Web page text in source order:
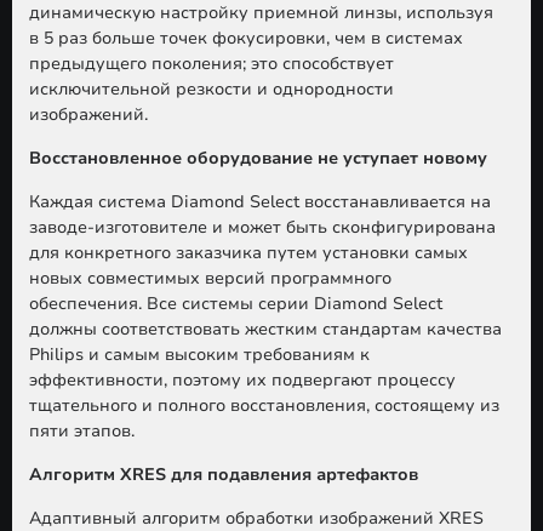
динамическую настройку приемной линзы, используя
в 5 раз больше точек фокусировки, чем в системах
предыдущего поколения; это способствует
исключительной резкости и однородности
изображений.
Восстановленное оборудование не уступает новому
Каждая система Diamond Select восстанавливается на
заводе-изготовителе и может быть сконфигурирована
для конкретного заказчика путем установки самых
новых совместимых версий программного
обеспечения. Все системы серии Diamond Select
должны соответствовать жестким стандартам качества
Philips и самым высоким требованиям к
эффективности, поэтому их подвергают процессу
тщательного и полного восстановления, состоящему из
пяти этапов.
Алгоритм XRES для подавления артефактов
Адаптивный алгоритм обработки изображений XRES